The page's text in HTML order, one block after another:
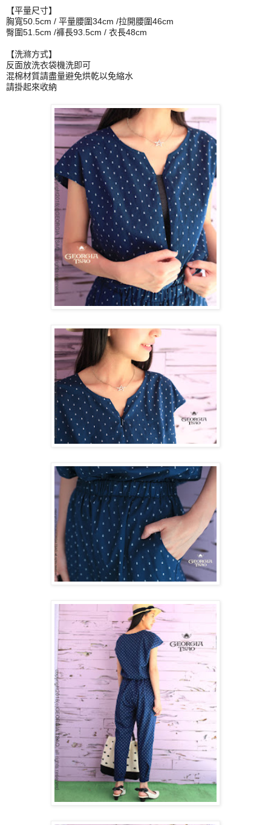
【平量尺寸】
胸寬50.5cm / 平量腰圍34cm /拉開腰圍46cm
臀圍51.5cm /褲長93.5cm / 衣長48cm
【洗滌方式】
反面放洗衣袋機洗即可
混棉材質請盡量避免烘乾以免縮水
請掛起來收納